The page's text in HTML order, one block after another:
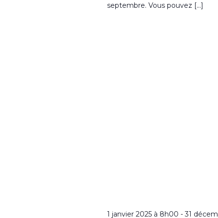
septembre. Vous pouvez […]
1 janvier 2025 à 8h00 -31